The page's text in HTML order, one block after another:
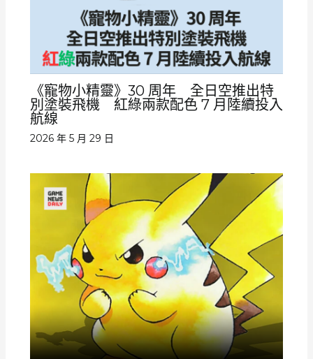
《寵物小精靈》30 周年 全日空推出特
別塗裝飛機 紅綠兩款配色 7 月陸續投入
航線
2026 年 5 月 29 日